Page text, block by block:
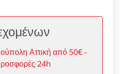
Αττική από 50€ -
24h